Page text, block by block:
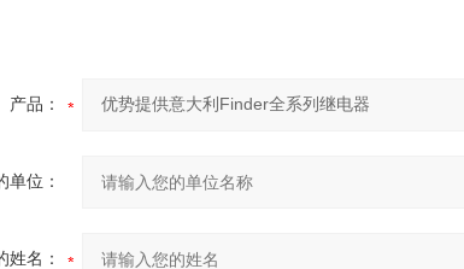
产品：
单位：
姓名：